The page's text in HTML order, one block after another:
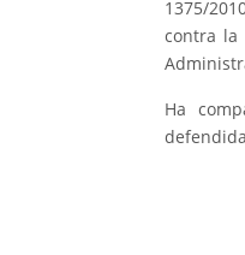
1375/
contra la
Ha